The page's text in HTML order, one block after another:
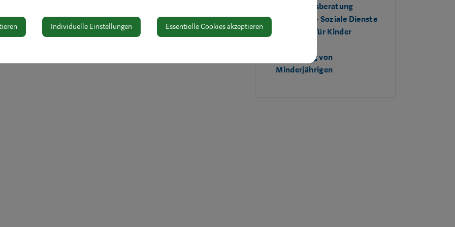
Scheidungsberatung
Sozialamt - Soziale Dienste
Unterhalt für Kinder
Vertretung von
Minderjährigen
Individuelle Einstellungen Essentielle Cookies akzeptieren